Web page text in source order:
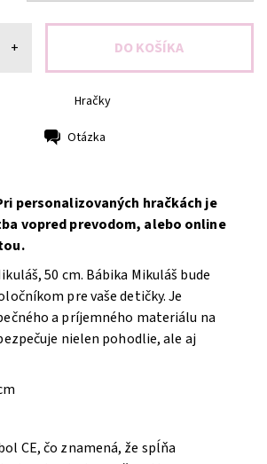
+
Hračky
Otázka
personalizovaných hračkách je
vopred prevodom, alebo online
50 cm. Bábika Mikuláš bude
pre vaše detičky. Je
a príjemného materiálu na
nielen pohodlie, ale aj
CE, čo znamená, že spĺňa